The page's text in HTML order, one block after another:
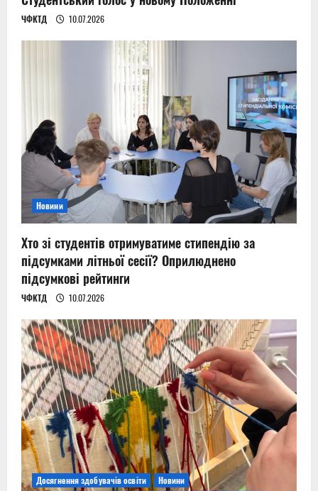
ЧФКТД 10.07.2026
Новини
Хто зі студентів отримуватиме стипендію за
підсумками літньої сесії? Оприлюднено
підсумкові рейтинги
ЧФКТД 10.07.2026
Досягнення здобувачів освіти
Новини